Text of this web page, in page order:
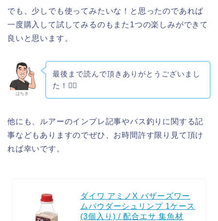
でも、少しでも使ってみたいな！と思ったのであれば
一度購入して試してみるのもまた1つの楽しみができて
良いと思います。
はちき
最後まで読んで頂きありがとうございまし
た！🙇‍♂️
他にも、ルアーのインプレ記事やバス釣りに関する記
事などもありますのでぜひ、お時間許す限り見て頂け
れば幸いです。
ダイワ アミノX バザーズワー
ムパウダーシュリンプ 1ケース
(3個入り) / 配合エサ 集魚材